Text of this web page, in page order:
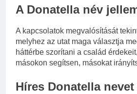
A Donatella név
A kapcsolatok megvalósítását
melyhez az utat maga választja
háttérbe szorítani a család
másokon segítsen, másokat
Híres Donatella